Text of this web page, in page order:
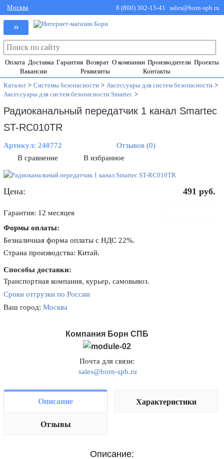
Москва 8 (800) 302-15-41 sales@born-spb.ru
»
Оплата Доставка Гарантия Возврат О компании Производители Проекты
Вакансии
Реквизиты
Контакты
Каталог > Системы безопасности > Аксессуары для систем безопасности >
Аксессуары для систем безопасности Smartec >
Радиоканальный передатчик 1 канал Smartec
ST-RC010TR
Артикул:240772
Отзывов (0)
В сравнение
В избранное
Цена: 491 руб.
Гарантия: 12 месяцев
Формы оплаты:
Безналичная форма оплаты с НДС 22%.
Страна производства: Китай.
Способы доставки:
Транспортная компания, курьер, самовывоз.
Сроки отгрузки по России
Ваш город:Москва
Компания Борн СПБ
Почта для связи:
sales@born-spb.ru
Описание Характеристики
Отзывы
Описание: